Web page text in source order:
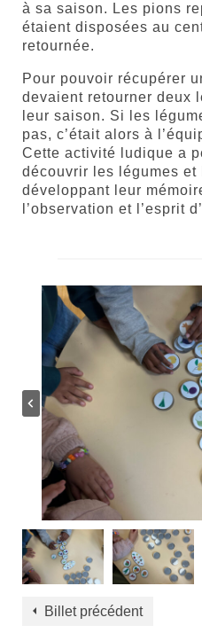
à sa saison. Les pions
étaient disposées au
retournée.
Pour pouvoir récupérer
devaient retourner deux
leur saison. Si les
pas, c’était alors à
Cette activité ludique a
découvrir les légumes et
développant leur
l’observation et l’esprit
Billet précédent